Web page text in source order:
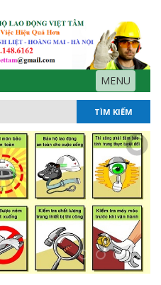
MENU
TÌM KIẾM